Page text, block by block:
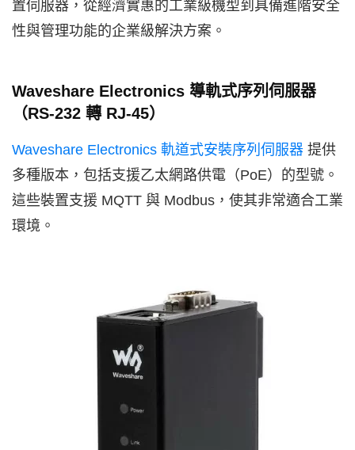
置伺服器，從經濟實惠的工業級機型到具備進階安全
性與管理功能的企業級解決方案。
Waveshare Electronics 導軌式序列伺服器
（RS-232 轉 RJ-45）
Waveshare Electronics 軌道式安裝序列伺服器 提供
多種版本，包括支援乙太網路供電（PoE）的型號。
這些裝置支援 MQTT 與 Modbus，使其非常適合工業
環境。